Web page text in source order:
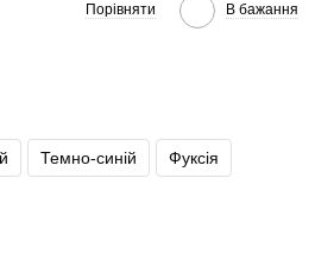
Порівняти В бажання
Темно-синій Фуксія